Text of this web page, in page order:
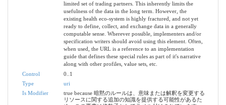
limited set of trading partners. This inherently limits the
usefulness of the data in the long term. However, the
existing health eco-system is highly fractured, and not yet
ready to define, collect, and exchange data in a generally
computable sense. Wherever possible, implementers and/or
specification writers should avoid using this element. Often,
when used, the URL is a reference to an implementation
guide that defines these special rules as part of it's narrative
along with other profiles, value sets, etc.
Control
0..1
Type
uri
Is Modifier
true because 暗黙のルールは、意味または解釈を変更する
リソースに関する追加の知識を提供する可能性があるた